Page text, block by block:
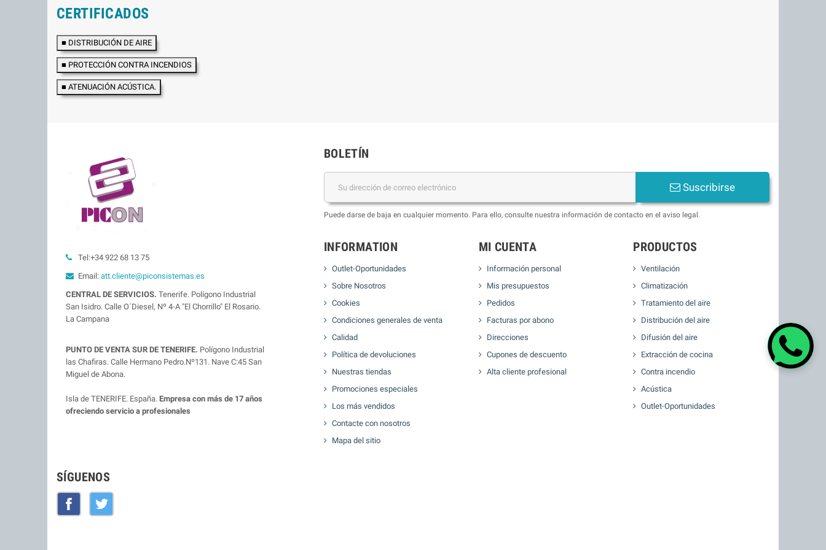
CERTIFICADOS
■ DISTRIBUCIÓN DE AIRE
■ PROTECCIÓN CONTRA INCENDIOS
■ ATENUACIÓN ACÚSTICA.
Tel:+34 922 68 13 75
Email: att.cliente@piconsistemas.es
CENTRAL DE SERVICIOS. Tenerife. Polígono Industrial
San Isidro. Calle O´Diesel, Nº 4-A "El Chorrillo" El Rosario.
La Campana
PUNTO DE VENTA SUR DE TENERIFE. Polígono Industrial
las Chafiras. Calle Hermano Pedro.Nº131. Nave C:45 San
Miguel de Abona.
Isla de TENERIFE. España. Empresa con más de 17 años
ofreciendo servicio a profesionales
BOLETÍN
Suscribirse
Puede darse de baja en cualquier momento. Para ello, consulte nuestra información de contacto en el aviso legal.
INFORMATION
Outlet-Oportunidades
Sobre Nosotros
Cookies
Condiciones generales de venta
Calidad
Política de devoluciones
Nuestras tiendas
Promociones especiales
Los más vendidos
Contacte con nosotros
Mapa del sitio
MI CUENTA
Información personal
Mis presupuestos
Pedidos
Facturas por abono
Direcciones
Cupones de descuento
Alta cliente profesional
PRODUCTOS
Ventilación
Climatización
Tratamiento del aire
Distribución del aire
Difusión del aire
Extracción de cocina
Contra incendio
Acústica
Outlet-Oportunidades
SÍGUENOS
Facebook